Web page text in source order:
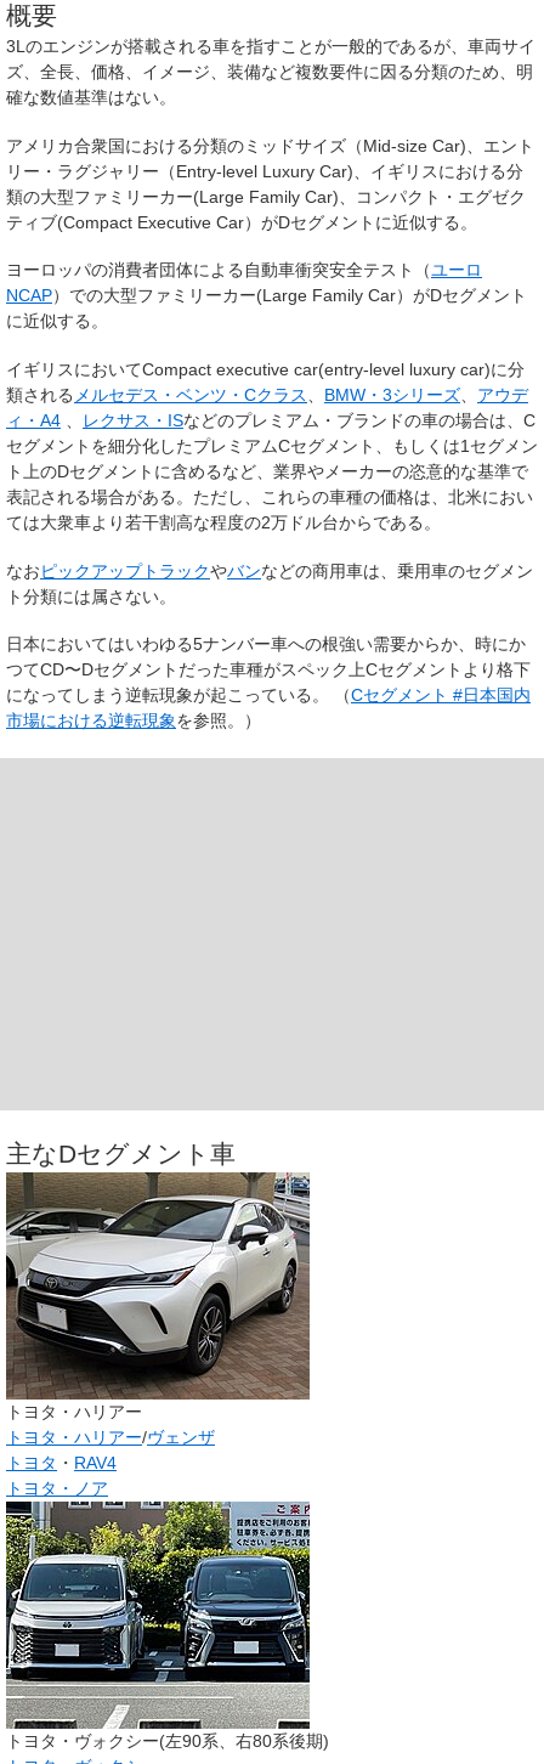
概要
3Lのエンジンが搭載される車を指すことが一般的であるが、車両サイ
ズ、全長、価格、イメージ、装備など複数要件に因る分類のため、明
確な数値基準はない。
アメリカ合衆国における分類のミッドサイズ（Mid-size Car)、エント
リー・ラグジャリー（Entry-level Luxury Car)、イギリスにおける分
類の大型ファミリーカー(Large Family Car)、コンパクト・エグゼク
ティブ(Compact Executive Car）がDセグメントに近似する。
ヨーロッパの消費者団体による自動車衝突安全テスト（ユーロ
NCAP）での大型ファミリーカー(Large Family Car）がDセグメント
に近似する。
イギリスにおいてCompact executive car(entry-level luxury car)に分
類される メルセデス・ベンツ・Cクラス BMW・3シリーズ
アウデ
ィ・A4
レクサス・ISなどのプレミアム・ブランドの車の場合は、C
セグメントを細分化したプレミアムCセグメント、もしくは1セグメン
ト上のDセグメントに含めるなど、業界やメーカーの恣意的な基準で
表記される場合がある。ただし、これらの車種の価格は、北米におい
ては大衆車より若干割高な程度の2万ドル台からである。
なおピックアップトラックやバンなどの商用車は、乗用車のセグメン
ト分類には属さない。
日本においてはいわゆる5ナンバー車への根強い需要からか、時にか
つてCD〜Dセグメントだった車種がスペック上Cセグメントより格下
になってしまう逆転現象が起こっている。 （Cセグメント #日本国内
市場における逆転現象を参照。）
主なDセグメント車
トヨタ・ハリアー
トヨタ・ハリアー/ヴェンザ
トヨタ ・ RAV4
トヨタ・ノア
トヨタ・ヴォクシー(左90系、右80系後期)